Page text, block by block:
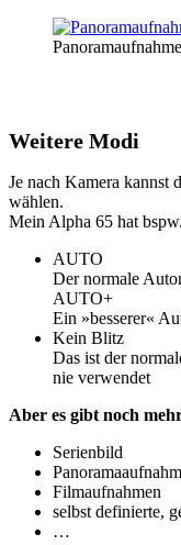
Weitere Modi
Je nach Kamera kannst
wählen.
Mein Alpha 65 hat
AUTO
Der normale
AUTO+
Ein »besserer«
Kein Blitz
Das ist der
nie verwendet
Aber es gibt noch
Serienbild
Filmaufnahmen
selbst definierte,
…